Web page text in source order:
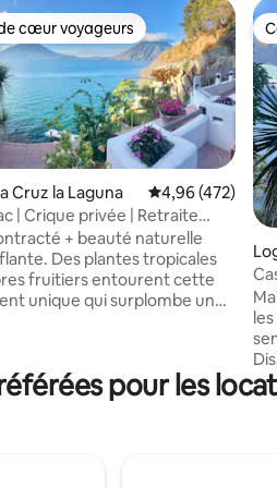
5, 171 commentaires
cœur voyageurs parmi les plus aimés
cœur voyageurs
Cruz la Laguna Note moyenne
4,96 (472)
| Crique privée | Retraite
+ beauté naturelle
Des plantes tropicales
fruitiers entourent cette
unique qui surplombe une
planche à pagaie ou en
pour les